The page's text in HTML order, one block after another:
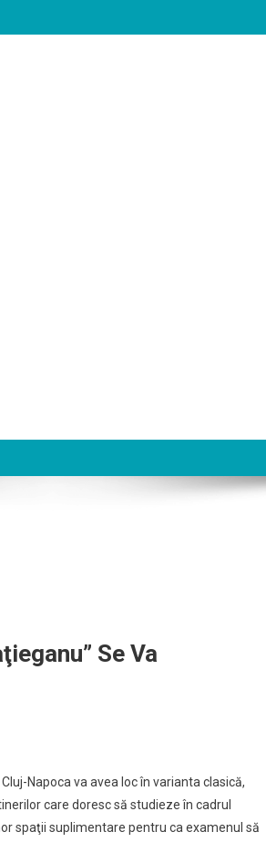
Se Va
Napoca va avea loc în varianta clasică,
care doresc să studieze în cadrul
spaţii suplimentare pentru ca examenul să